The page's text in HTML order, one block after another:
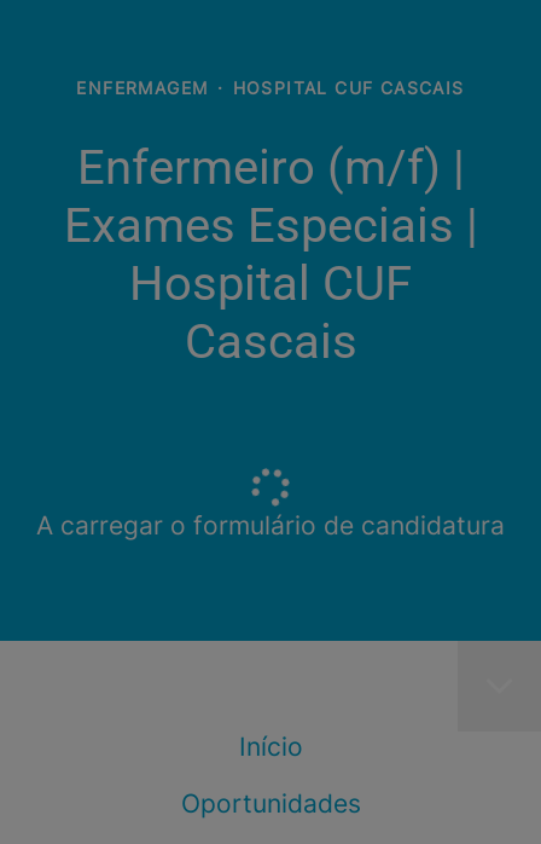
ENFERMAGEM · HOSPITAL CUF CASCAIS
Enfermeiro (m/f)​ |
Exames Especiais |
Hospital CUF
Cascais
A carregar o formulário de candidatura
Início
Oportunidades